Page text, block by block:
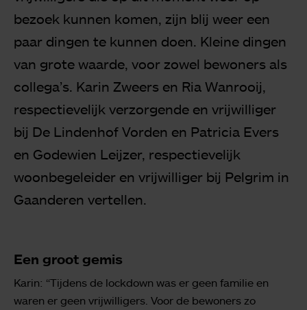
bezoek kunnen komen, zijn blij weer een
paar dingen te kunnen doen. Kleine dingen
van grote waarde, voor zowel bewoners als
collega’s. Karin Zweers en Ria Wanrooij,
respectievelijk verzorgende en vrijwilliger
bij De Lindenhof Vorden en Patricia Evers
en Godewien Leijzer, respectievelijk
woonbegeleider en vrijwilliger bij Pelgrim in
Gaanderen vertellen.
Een groot gemis
Karin: “Tijdens de lockdown was er geen familie en
waren er geen vrijwilligers. Voor de bewoners zo